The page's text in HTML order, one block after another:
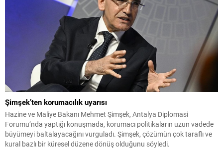
Şimşek’ten korumacılık uyarısı
Hazine ve Maliye Bakanı Mehmet Şimşek, Antalya Diplomasi
Forumu’nda yaptığı konuşmada, korumacı politikaların uzun vadede
büyümeyi baltalayacağını vurguladı. Şimşek, çözümün çok taraflı ve
kural bazlı bir küresel düzene dönüş olduğunu söyledi.